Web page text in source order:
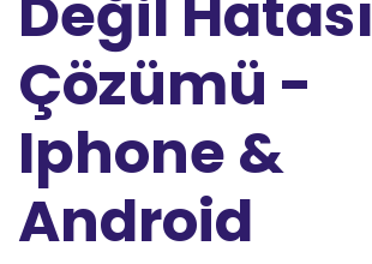
Değil Hatası
Çözümü -
Iphone &
Android